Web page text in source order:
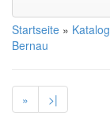
Startseite » Katalog
Bernau
» >|